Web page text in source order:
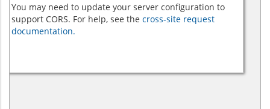
You may need to update your server configuration to
support CORS. For help, see the cross-site request
documentation.